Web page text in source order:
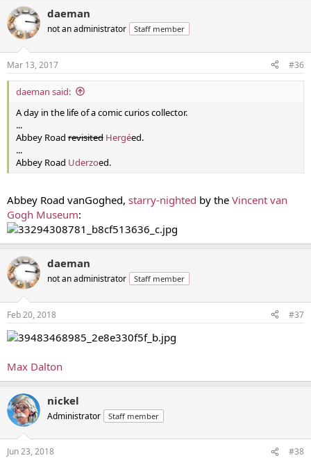
daeman
not an administrator Staff member
Mar 13, 2017 #36
daeman said:
A day in the life of a comic curios collector.
...
Abbey Road revisited Hergéed.
...
Abbey Road Uderzoed.
Abbey Road vanGoghed, starry-nighted by the Vincent van
Gogh Museum:
daeman
not an administrator Staff member
Feb 20, 2018 #37
Max Dalton
nickel
Administrator Staff member
Jun 23, 2018 #38